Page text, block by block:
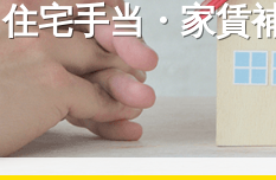
住宅手当・家賃